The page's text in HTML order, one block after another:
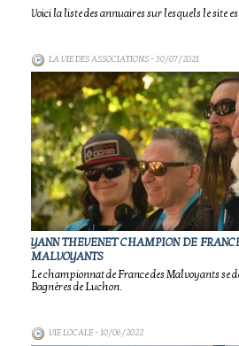
Voici la liste des annuaires sur lesquels le site
LA VIE DES ASSOCIATIONS- 30/07/2021
YANN THEVENET CHAMPION DE
MALVOYANTS
Le championnat de France des Malvoyants se
Bagnères de Luchon.
VIE LOCALE- 10/06/2022